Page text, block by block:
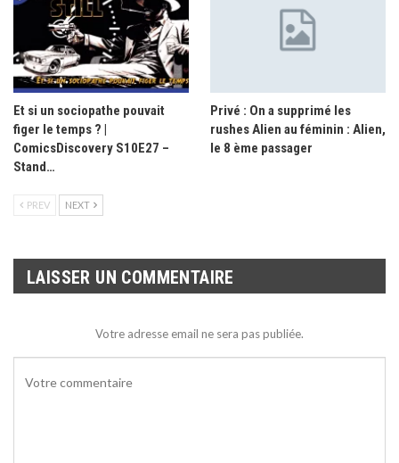
Et si un sociopathe pouvait
figer le temps ? |
ComicsDiscovery S10E27 –
Stand…
Privé : On a supprimé les
rushes Alien au féminin : Alien,
le 8 ème passager
PREV NEXT
LAISSER UN COMMENTAIRE
Votre adresse email ne sera pas publiée.